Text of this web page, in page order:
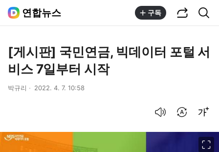
연합뉴스 구독
[게시판] 국민연금, 빅데이터 포털 서
비스 7일부터 시작
박규리 2022. 4. 7. 10:58